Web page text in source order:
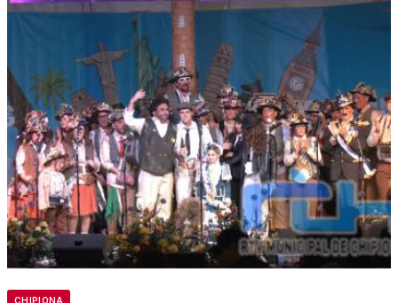
CHIPIONA